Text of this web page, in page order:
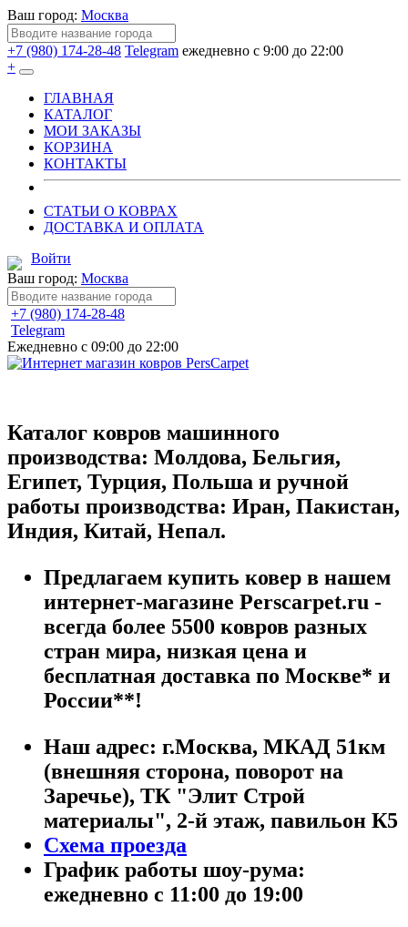
Ваш город: Москва
+7 (980) 174-28-48 Telegram ежедневно с 9:00 до 22:00
+
ГЛАВНАЯ
КАТАЛОГ
МОИ ЗАКАЗЫ
КОРЗИНА
КОНТАКТЫ
СТАТЬИ О КОВРАХ
ДОСТАВКА И ОПЛАТА
Войти
Ваш город: Москва
+7 (980) 174-28-48
Telegram
Ежедневно с 09:00 до 22:00
Каталог ковров машинного
производства: Молдова, Бельгия,
Египет, Турция, Польша и ручной
работы производства: Иран, Пакистан,
Индия, Китай, Непал.
Предлагаем купить ковер в нашем
интернет-магазине Perscarpet.ru -
всегда более 5500 ковров разных
стран мира, низкая цена и
бесплатная доставка по Москве* и
России**!
Наш адрес: г.Москва, МКАД 51км
(внешняя сторона, поворот на
Заречье), ТК "Элит Строй
материалы", 2-й этаж, павильон К5
Схема проезда
График работы шоу-рума:
ежедневно с 11:00 до 19:00